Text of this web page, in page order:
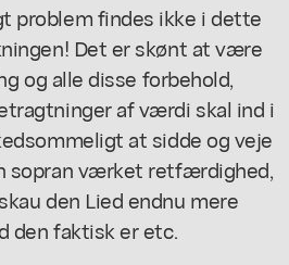
problem findes ikke i dette
Det er skønt at være
og alle disse forbehold,
af værdi skal ind i
at sidde og veje
sopran værket retfærdighed,
den Lied endnu mere
den faktisk er etc.